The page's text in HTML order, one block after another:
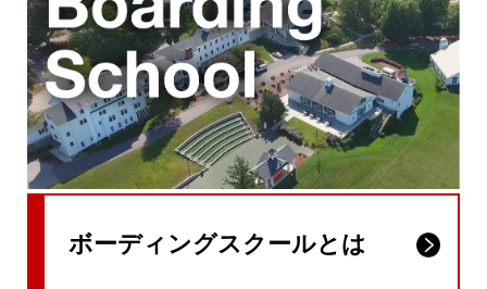
ボーディングスクールとは